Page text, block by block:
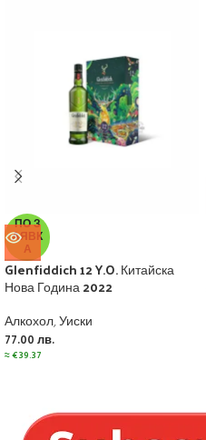
ПО З
АЯВК
А
Glenfiddich 12 Y.O. Китайска
Нова Година 2022
Алкохол,Уиски
77.00 лв.
≈€39.37